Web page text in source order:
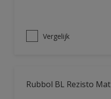
Vergelijk
Rubbol BL Rezisto Mat